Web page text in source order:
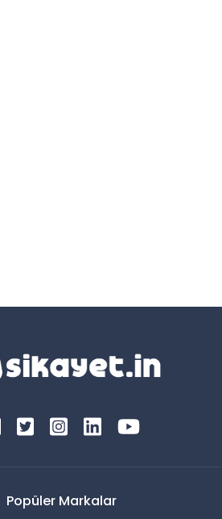
Popüler Markalar